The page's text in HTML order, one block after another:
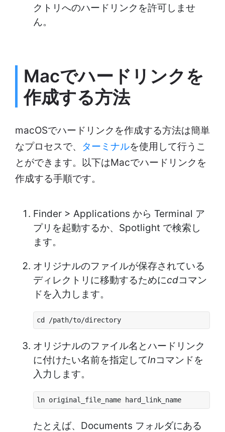
クトリへのハードリンクを許可しませ
ん。
Macでハードリンクを
作成する方法
macOSでハードリンクを作成する方法は簡単
なプロセスで、 ターミナルを使用して行うこ
とができます。以下はMacでハードリンクを
作成する手順です。
Finder > Applications から Terminal ア
プリを起動するか、Spotlight で検索し
ます。
オリジナルのファイルが保存されている
ディレクトリに移動するためにcdコマン
ドを入力します。
cd /path/to/directory
オリジナルのファイル名とハードリンク
に付けたい名前を指定してlnコマンドを
入力します。
ln original_file_name hard_link_name
たとえば、Documents フォルダにある